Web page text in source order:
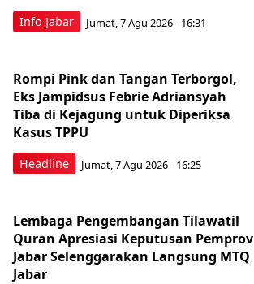
Info Jabar Jumat, 7 Agu 2026 - 16:31
Headline
Rompi Pink dan Tangan Terborgol,
Eks Jampidsus Febrie Adriansyah
Tiba di Kejagung untuk Diperiksa
Kasus TPPU
Jumat, 7 Agu 2026 - 16:25
Lembaga Pengembangan Tilawatil
Quran Apresiasi Keputusan Pemprov
Jabar Selenggarakan Langsung MTQ
Jabar